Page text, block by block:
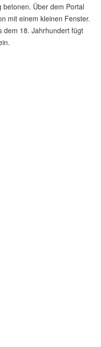
betonen. Über dem Portal
mit einem kleinen Fenster.
dem 18. Jahrhundert fügt